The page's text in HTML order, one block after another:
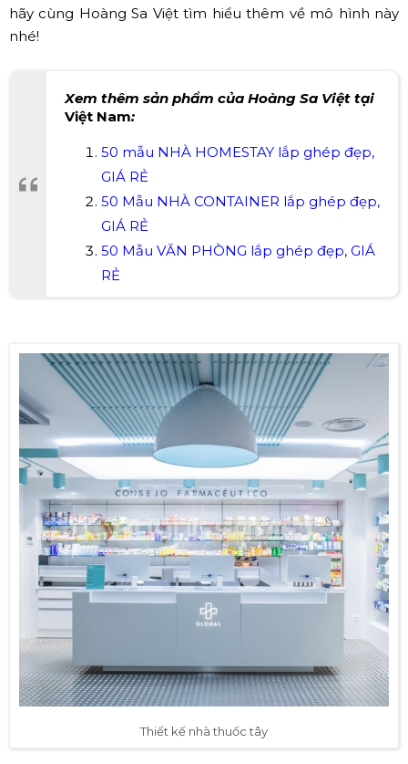
hãy cùng Hoàng Sa Việt tìm hiểu thêm về mô hình này
nhé!
Xem thêm sản phẩm của Hoàng Sa Việt tại
Việt Nam:
50 mẫu NHÀ HOMESTAY lắp ghép đẹp,
GIÁ RẺ
50 Mẫu NHÀ CONTAINER lắp ghép đẹp,
GIÁ RẺ
50 Mẫu VĂN PHÒNG lắp ghép đẹp, GIÁ
RẺ
Thiết kế nhà thuốc tây